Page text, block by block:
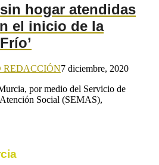
hogar atendidas
el inicio de la
REDACCIÓN7 diciembre, 2020
por medio del Servicio de
Social (SEMAS),